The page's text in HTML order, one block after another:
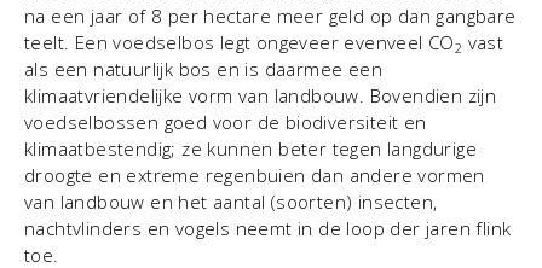
na een jaar of 8 per hectare meer geld op dan gangbare
teelt. Een voedselbos legt ongeveer evenveel CO2 vast
als een natuurlijk bos en is daarmee een
klimaatvriendelijke vorm van landbouw. Bovendien zijn
voedselbossen goed voor de biodiversiteit en
klimaatbestendig; ze kunnen beter tegen langdurige
droogte en extreme regenbuien dan andere vormen
van landbouw en het aantal (soorten) insecten,
nachtvlinders en vogels neemt in de loop der jaren flink
toe.